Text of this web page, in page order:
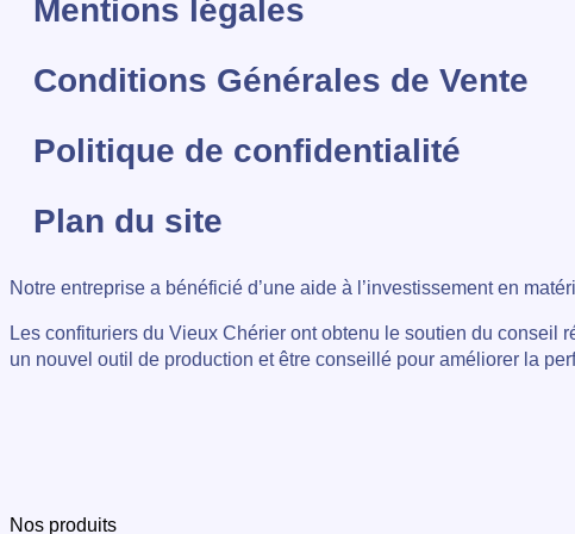
Mentions légales
Conditions Générales de Vente
Politique de confidentialité
Plan du site
Notre entreprise a bénéficié d’une aide à l’investissement en
Les confituriers du Vieux Chérier ont obtenu le soutien du conseil
un nouvel outil de production et être conseillé pour améliorer la
Nos produits